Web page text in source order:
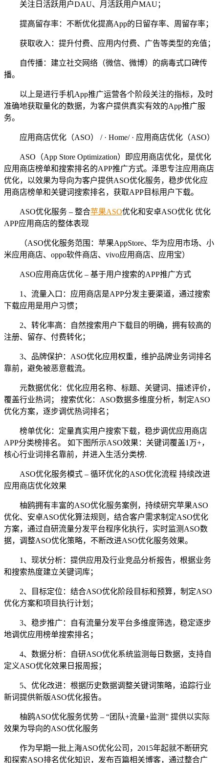
关注日活跃用户DAU、月活跃用户MAU；
提高留存率：不断优化提高App的日留存率、周留存率；
获取收入：提升付费、应用内付费、广告等类型的充值；
自传播：建立社交网络（微信、微博）的病毒式口碑传
播。
以上是进行手机App推广运营各个阶段关注的指标，及时
准确地获取量化的数据，为客户提供真实有效的App推广服
务。
应用商店优化（ASO） / · Home/ · 应用商店优化（ASO）
ASO（App Store Optimization）即应用商店优化，是优化
应用商店榜单和搜索排名的APP推广方式。泽思专注应用商店
优化，以效果为导向为客户提供ASO优化服务，稳步优化应
用商店榜单和关键词搜索排名，获取APP目标用户下载。
ASO优化服务 – 整合苹果ASO优化和安卓ASO优化 优化
APP应用商店的整体表现
（ASO优化服务范围：苹果AppStore、华为应用市场、小
米应用商店、oppo软件商店、vivo应用商店、应用宝）
ASO应用商店优化 – 基于用户搜索的APP推广方式
1、流量入口：应用商店是APP分发主要渠道，通过搜索
下载应用是用户习惯；
2、转化率高：自然搜索用户下载目的明确，拥有较高的
注册、留存、付费转化；
3、品牌保护：ASO优化应用权重，维护品牌业务词排名
靠前，避免被恶意截流。
元数据优化：优化应用名称、标题、关键词、描述评价，
覆盖行业热词； 搜索优化：ASO数据多维度分析，制定ASO
优化方案，逐步调优热词排名；
榜单优化：定量真实用户搜索下载，稳步调优应用商店
APP分类榜排名。 如下图所示ASO效果：关键词覆盖1万+，
核心行业词排名靠前，并进入生活分类榜.
ASO优化服务模式 – 循环优化的ASO优化流程 持续改进
应用商店优化效果
柚鸥拥有丰富的ASO优化服务案例，持续研究苹果ASO
优化、安卓ASO优化算法规则，结合客户需求制定ASO优化
方案，通过自研流量分发平台程序化执行，实时监测ASO数
据，调整ASO优化策略，不断改进ASO优化服务效果。
1、现状分析：提供应用及行业竞品分析报告，根据业务
和搜索热度建立关键词库；
2、目标定位：结合ASO优化阶段目标和预算，制定ASO
优化方案和项目执行计划；
3、稳步推广：自有流量分发平台多维度筛选，稳定逐步
地调优应用榜单搜索排名；
4、数据分析：自研ASO优化系统监测每日数据，支持自
定义ASO优化效果日报周报；
5、优化改进：根据历史数据调整关键词策略，追踪行业
新词提供新版ASO优化报告。
柚鸥ASO优化服务优势 – “团队+流量+监测” 提供以实际
效果为导向的ASO优化服务
作为早期一批上海ASO优化公司，2015年起就不断研究
和探索ASO排名优化知识，发布百篇相关博客，通过整合广